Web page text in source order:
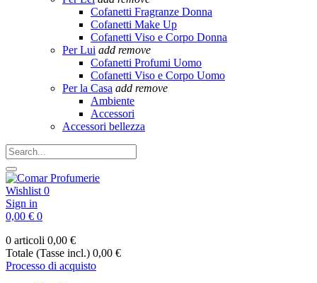
Cofanetti Fragranze Donna
Cofanetti Make Up
Cofanetti Viso e Corpo Donna
Per Lui add remove
Cofanetti Profumi Uomo
Cofanetti Viso e Corpo Uomo
Per la Casa add remove
Ambiente
Accessori
Accessori bellezza
Wishlist 0
Sign in
0,00 € 0
0 articoli 0,00 €
Totale (Tasse incl.) 0,00 €
Processo di acquisto